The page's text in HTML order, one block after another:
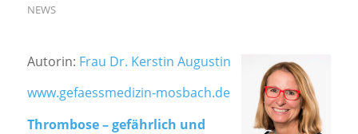
NEWS
Autorin: Frau Dr. Kerstin Augustin
www.gefaessmedizin-mosbach.de
Thrombose – gefährlich und